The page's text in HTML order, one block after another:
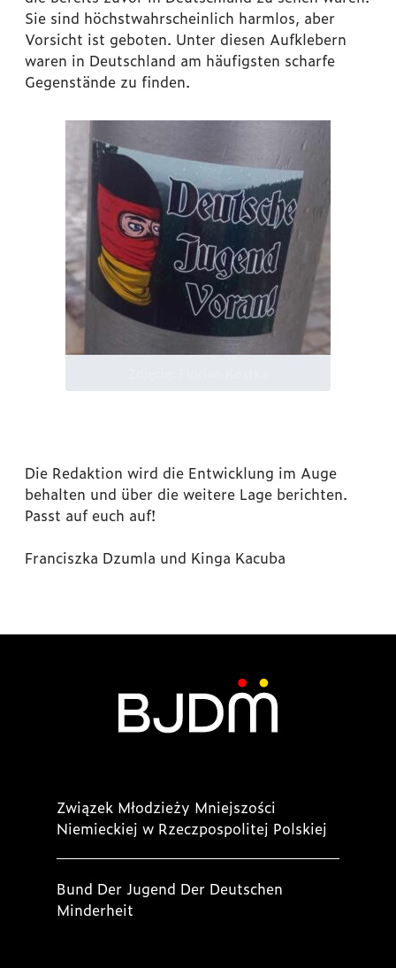
Sie sind höchstwahrscheinlich harmlos, aber
Vorsicht ist geboten. Unter diesen Aufklebern
waren in Deutschland am häufigsten scharfe
Gegenstände zu finden.
Die Redaktion wird die Entwicklung im Auge
behalten und über die weitere Lage berichten.
Passt auf euch auf!
Franciszka Dzumla und Kinga Kacuba
Związek Młodzieży Mniejszości
Niemieckiej w Rzeczpospolitej Polskiej
Bund Der Jugend Der Deutschen
Minderheit